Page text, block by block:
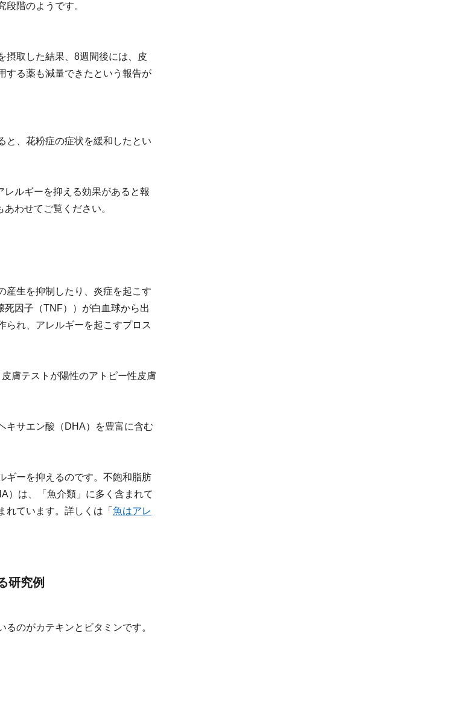
階のようです。
摂取した結果、8週間後には、皮
する薬も減量できたという報告が
と、花粉症の症状を緩和したとい
ルギーを抑える効果があると報
あわせてご覧ください。
産生を抑制したり、炎症を起こす
因子（TNF））が白血球から出
られ、アレルギーを起こすプロス
膚テストが陽性のアトピー性皮膚
キサエン酸（DHA）を豊富に含む
ギーを抑えるのです。不飽和脂肪
）は、「魚介類」に多く含まれて
れています。詳しくは「 魚はアレ
研究例
のがカテキンとビタミンです。